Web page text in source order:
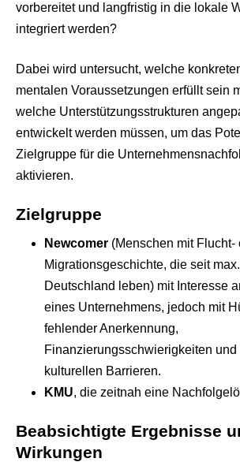
vorbereitet und langfristig in die lokale
integriert werden?
Dabei wird untersucht, welche
mentalen Voraussetzungen erfüllt sein
welche Unterstützungsstrukturen
entwickelt werden müssen, um das
Zielgruppe für die
aktivieren.
Zielgruppe
Newcomer (Menschen mit Flucht-
Migrationsgeschichte, die seit
Deutschland leben) mit Interesse
eines Unternehmens, jedoch mit
fehlender Anerkennung,
Finanzierungsschwierigkeiten
kulturellen Barrieren.
KMU, die zeitnah eine
Beabsichtigte Ergebnisse
Wirkungen